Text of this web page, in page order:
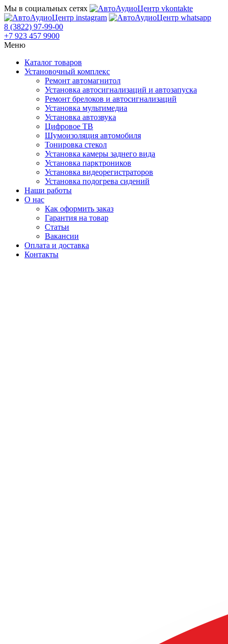
Мы в социальных сетях
8 (3822) 97-99-00
+7 923 457 9900
Меню
Каталог товаров
Установочный комплекс
Ремонт автомагнитол
Установка автосигнализаций и автозапуска
Ремонт брелоков и автосигнализаций
Установка мультимедиа
Установка автозвука
Цифровое ТВ
Шумоизоляция автомобиля
Тонировка стекол
Установка камеры заднего вида
Установка парктроников
Установка видеорегистраторов
Установка подогрева сидений
Наши работы
О нас
Как оформить заказ
Гарантия на товар
Статьи
Вакансии
Оплата и доставка
Контакты